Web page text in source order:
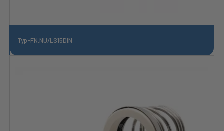
Typ-FN.NU/LS15DIN